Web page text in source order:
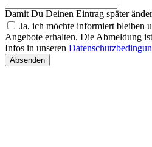
Damit Du Deinen Eintrag später
Ja, ich möchte informiert bleiben
Angebote erhalten. Die Abmeldung
Infos in unseren
Absenden